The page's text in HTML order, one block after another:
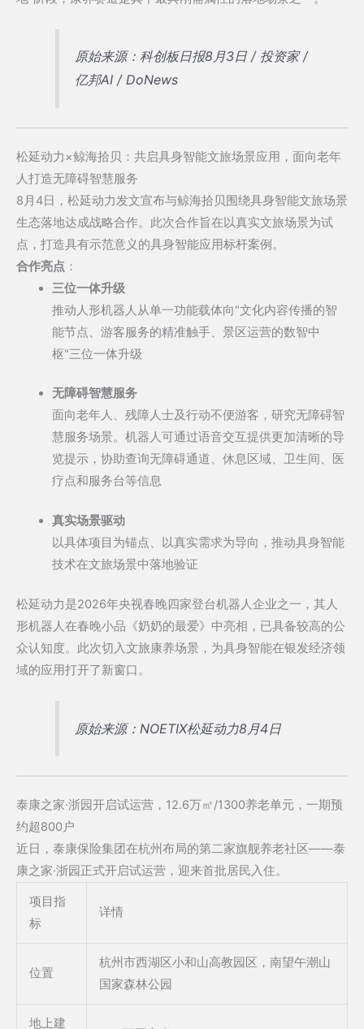
原始来源：科创板日报8月3日 / 投资家 /
亿邦AI / DoNews
松延动力×鲸海拾贝：共启具身智能文旅场景应用，面向老年
人打造无障碍智慧服务
8月4日，松延动力发文宣布与鲸海拾贝围绕具身智能文旅场景
生态落地达成战略合作。此次合作旨在以真实文旅场景为试
点，打造具有示范意义的具身智能应用标杆案例。
合作亮点 ：
三位一体升级
推动人形机器人从单一功能载体向"文化内容传播的智
能节点、游客服务的精准触手、景区运营的数智中
枢"三位一体升级
无障碍智慧服务
面向老年人、残障人士及行动不便游客，研究无障碍智
慧服务场景。机器人可通过语音交互提供更加清晰的导
览提示，协助查询无障碍通道、休息区域、卫生间、医
疗点和服务台等信息
真实场景驱动
以具体项目为锚点、以真实需求为导向，推动具身智能
技术在文旅场景中落地验证
松延动力是2026年央视春晚四家登台机器人企业之一，其人
形机器人在春晚小品《奶奶的最爱》中亮相，已具备较高的公
众认知度。此次切入文旅康养场景，为具身智能在银发经济领
域的应用打开了新窗口。
原始来源：NOETIX松延动力8月4日
泰康之家·浙园开启试运营，12.6万㎡/1300养老单元，一期预
约超800户
近日，泰康保险集团在杭州布局的第二家旗舰养老社区——泰
康之家·浙园正式开启试运营，迎来首批居民入住。
项目指
标
详情
位置
杭州市西湖区小和山高教园区，南望午潮山
国家森林公园
地上建